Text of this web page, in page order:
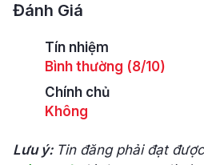
Đánh Giá
Tín nhiệm
Bình thường (8/10)
Chính chủ
Không
Lưu ý: Tin đăng phải đạt